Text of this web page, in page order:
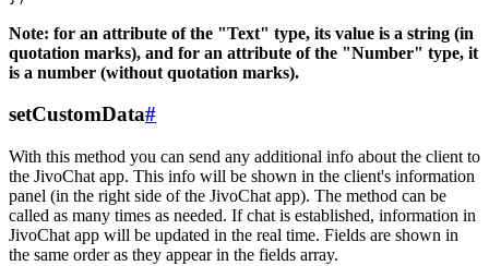
Note: for an attribute of the "Text" type, its value is a string (in
quotation marks), and for an attribute of the "Number" type, it
is a number (without quotation marks).
setCustomData#
With this method you can send any additional info about the client to
the JivoChat app. This info will be shown in the client's information
panel (in the right side of the JivoChat app). The method can be
called as many times as needed. If chat is established, information in
JivoChat app will be updated in the real time. Fields are shown in
the same order as they appear in the fields array.